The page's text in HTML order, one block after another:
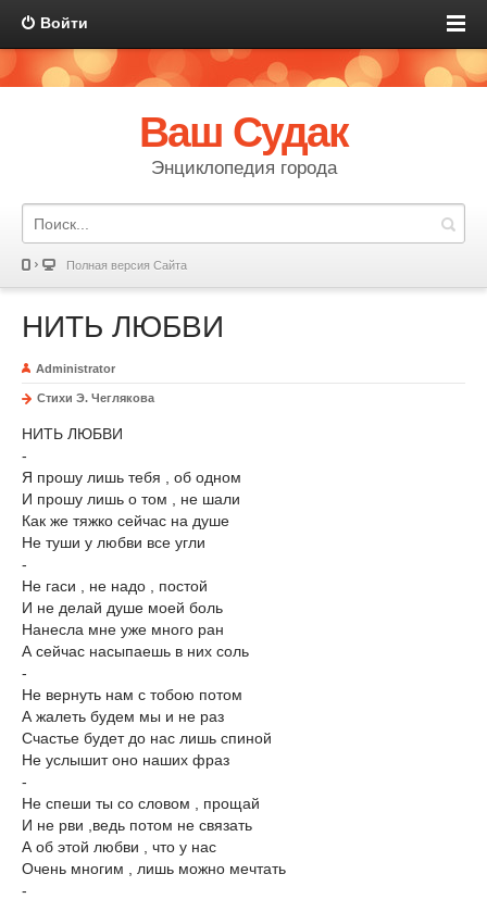
Войти
Ваш Судак
Энциклопедия города
Полная версия Сайта
НИТЬ ЛЮБВИ
Administrator
Стихи Э. Чеглякова
НИТЬ ЛЮБВИ
-
Я прошу лишь тебя , об одном
И прошу лишь о том , не шали
Как же тяжко сейчас на душе
Не туши у любви все угли
-
Не гаси , не надо , постой
И не делай душе моей боль
Нанесла мне уже много ран
А сейчас насыпаешь в них соль
-
Не вернуть нам с тобою потом
А жалеть будем мы и не раз
Счастье будет до нас лишь спиной
Не услышит оно наших фраз
-
Не спеши ты со словом , прощай
И не рви ,ведь потом не связать
А об этой любви , что у нас
Очень многим , лишь можно мечтать
-